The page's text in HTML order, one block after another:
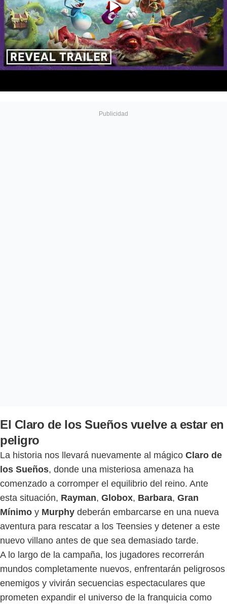
El Claro de los Sueños vuelve a estar en
peligro
La historia nos llevará nuevamente al mágico Claro de
los Sueños, donde una misteriosa amenaza ha
comenzado a corromper el equilibrio del reino. Ante
esta situación, Rayman, Globox, Barbara, Gran
Mínimo y Murphy deberán embarcarse en una nueva
aventura para rescatar a los Teensies y detener a este
nuevo villano antes de que sea demasiado tarde.
A lo largo de la campaña, los jugadores recorrerán
mundos completamente nuevos, enfrentarán peligrosos
enemigos y vivirán secuencias espectaculares que
prometen expandir el universo de la franquicia como